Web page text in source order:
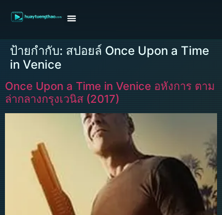
ป้ายกำกับ: สปอยล์ Once Upon a Time
in Venice
Once Upon a Time in Venice อหังการ ตาม
ล่ากลางกรุงเวนิส (2017)